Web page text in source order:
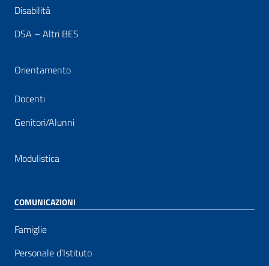
Disabilità
DSA – Altri BES
Orientamento
Docenti
Genitori/Alunni
Modulistica
COMUNICAZIONI
Famiglie
Personale d’Istituto